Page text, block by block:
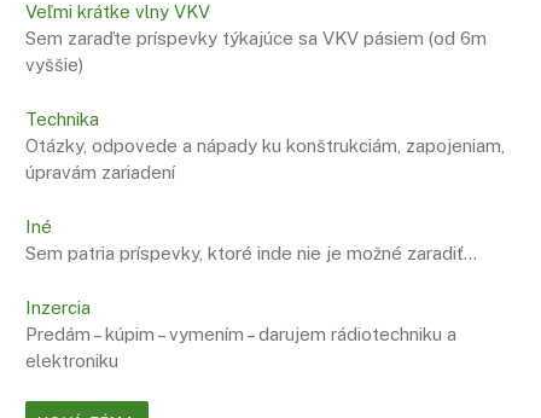
Veľmi krátke vlny VKV
Sem zaraďte príspevky týkajúce sa VKV pásiem (od 6m
vyššie)
Technika
Otázky, odpovede a nápady ku konštrukciám, zapojeniam,
úpravám zariadení
Iné
Sem patria príspevky, ktoré inde nie je možné zaradiť…
Inzercia
Predám – kúpim – vymením – darujem rádiotechniku a
elektroniku